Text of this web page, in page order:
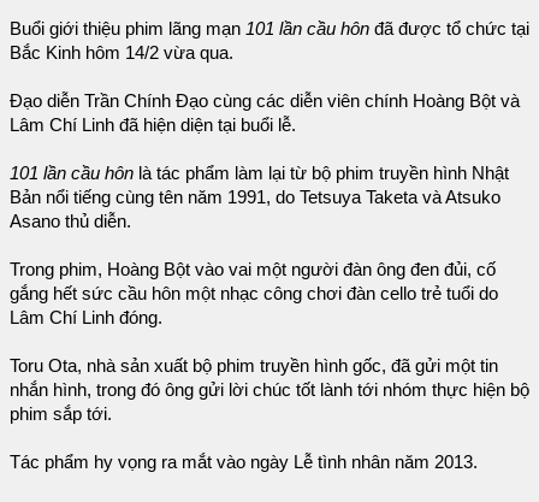
Buổi giới thiệu phim lãng mạn 101 lần cầu hôn đã được tổ chức tại
Bắc Kinh hôm 14/2 vừa qua.
Đạo diễn Trần Chính Đạo cùng các diễn viên chính Hoàng Bột và
Lâm Chí Linh đã hiện diện tại buổi lễ.
101 lần cầu hôn là tác phẩm làm lại từ bộ phim truyền hình Nhật
Bản nổi tiếng cùng tên năm 1991, do Tetsuya Taketa và Atsuko
Asano thủ diễn.
Trong phim, Hoàng Bột vào vai một người đàn ông đen đủi, cố
gắng hết sức cầu hôn một nhạc công chơi đàn cello trẻ tuổi do
Lâm Chí Linh đóng.
Toru Ota, nhà sản xuất bộ phim truyền hình gốc, đã gửi một tin
nhắn hình, trong đó ông gửi lời chúc tốt lành tới nhóm thực hiện bộ
phim sắp tới.
Tác phẩm hy vọng ra mắt vào ngày Lễ tình nhân năm 2013.